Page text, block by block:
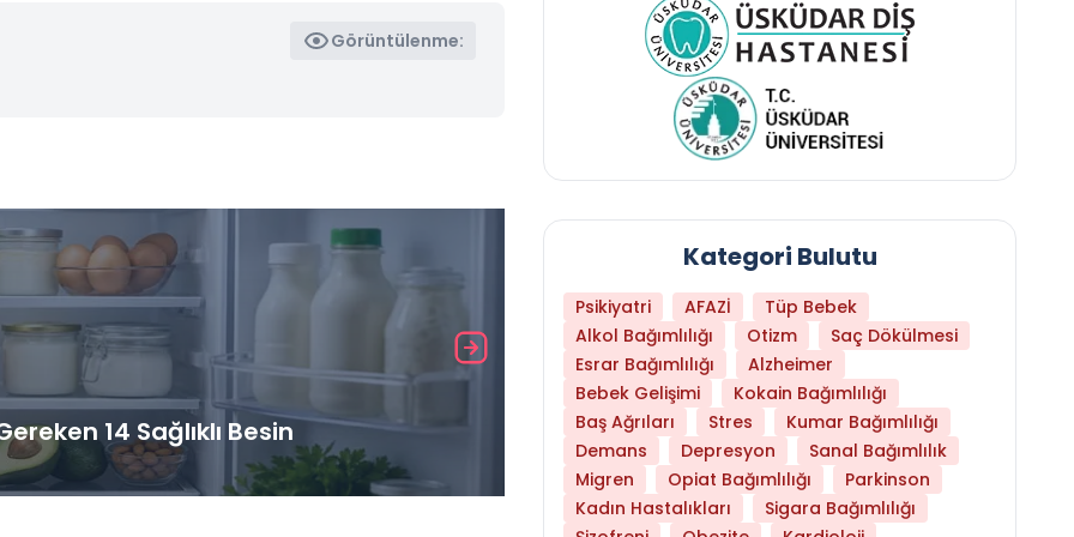
Görüntülenme:
14 Sağlıklı Besin Hangi Yaşta Hangi Testi Yaptırmanız
Kategori Bulutu
Psikiyatri AFAZİ
Tüp Bebek
Alkol Bağımlılığı
Otizm
Saç Dökülmesi
Esrar Bağımlılığı
Alzheimer
Bebek Gelişimi
Kokain Bağımlılığı
Baş Ağrıları
Stres
Kumar Bağımlılığı
Demans
Depresyon
Sanal Bağımlılık
Migren
Opiat Bağımlılığı
Parkinson
Kadın Hastalıkları
Sigara Bağımlılığı